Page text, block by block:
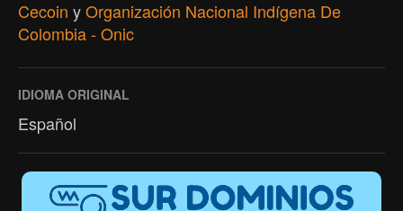
Cecoin yOrganización Nacional Indígena De
Colombia - Onic
IDIOMA ORIGINAL
Español